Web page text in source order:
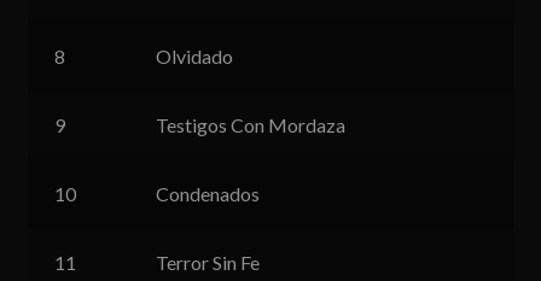
8 Olvidado
9 Testigos Con Mordaza
10 Condenados
11 Terror Sin Fe